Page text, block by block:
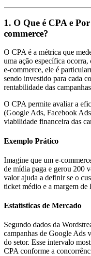
1. O Que é CPA e
commerce?
O CPA é a métrica que
uma ação específica
e-commerce, ele é
sendo investido para cada
rentabilidade das
O CPA permite avaliar a
(Google Ads, Facebook
viabilidade financeira das
Exemplo Prático
Imagine que um e-
de mídia paga e gerou 200
valor ajuda a definir se o
ticket médio e a margem de
Estatísticas de Mercado
Segundo dados da
campanhas de Google Ads
do setor. Esse intervalo
CPA conforme a